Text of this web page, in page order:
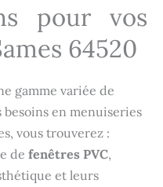
pour vos
64520
gamme variée de
en menuiseries
vous trouverez :
de fenêtres PVC,
et leurs